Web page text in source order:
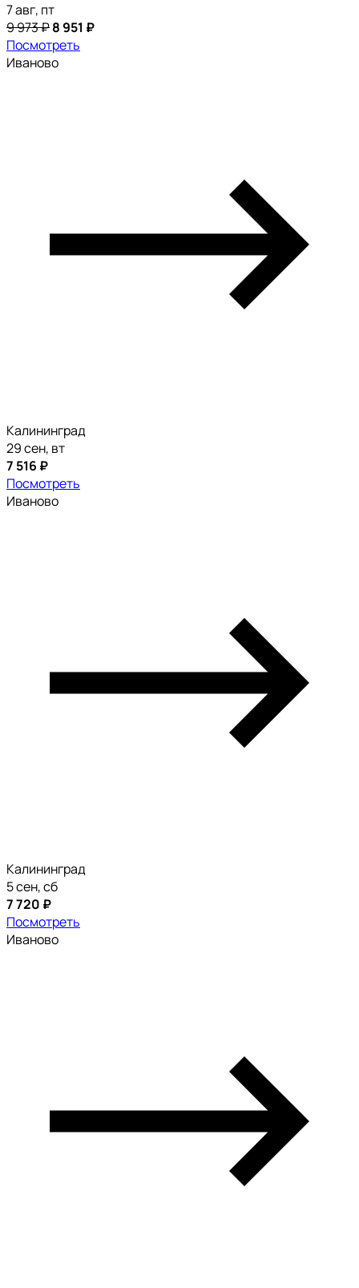
7 авг, пт
9 973 ₽8 951 ₽
Посмотреть
Иваново
Калининград
29 сен, вт
7 516 ₽
Посмотреть
Иваново
Калининград
5 сен, сб
7 720 ₽
Посмотреть
Иваново